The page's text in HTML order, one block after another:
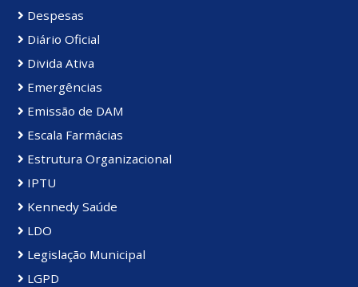
Despesas
Diário Oficial
Divida Ativa
Emergências
Emissão de DAM
Escala Farmácias
Estrutura Organizacional
IPTU
Kennedy Saúde
LDO
Legislação Municipal
LGPD